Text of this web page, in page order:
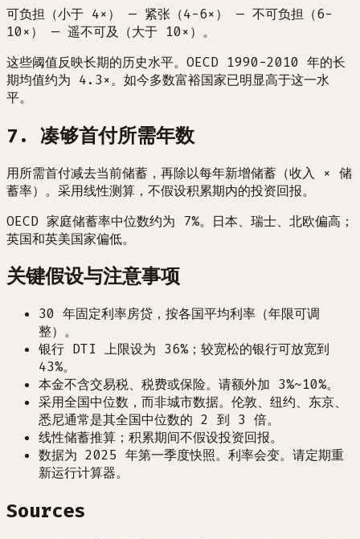
可负担（小于 4×） — 紧张（4-6×） — 不可负担（6-
10×） — 遥不可及（大于 10×）。
这些阈值反映长期的历史水平。OECD 1990-2010 年的长
期均值约为 4.3×。如今多数富裕国家已明显高于这一水
平。
7. 凑够首付所需年数
用所需首付减去当前储蓄，再除以每年新增储蓄（收入 × 储
蓄率）。采用线性测算，不假设积累期内的投资回报。
OECD 家庭储蓄率中位数约为 7%。日本、瑞士、北欧偏高；
英国和英美国家偏低。
关键假设与注意事项
30 年固定利率房贷，按各国平均利率（年限可调
整）。
银行 DTI 上限设为 36%；较宽松的银行可放宽到
43%。
本金不含交易税、税费或保险。请额外加 3%~10%。
采用全国中位数，而非城市数据。伦敦、纽约、东京、
悉尼通常是其全国中位数的 2 到 3 倍。
线性储蓄推算；积累期间不假设投资回报。
数据为 2025 年第一季度快照。利率会变。请定期重
新运行计算器。
Sources